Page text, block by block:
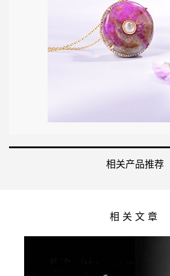
相关产品推荐
相关文章